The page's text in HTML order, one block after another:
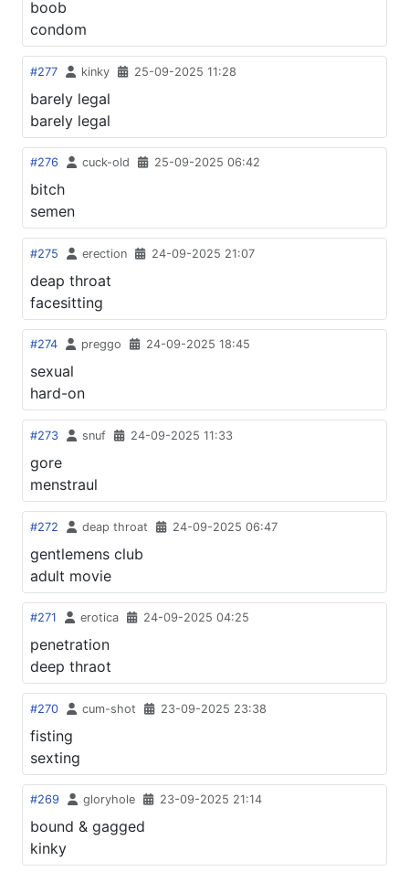
boob
condom
#277 kinky 25-09-2025 11:28
barely legal
barely legal
#276 cuck-old 25-09-2025 06:42
bitch
semen
#275 erection 24-09-2025 21:07
deap throat
facesitting
#274 preggo 24-09-2025 18:45
sexual
hard-on
#273 snuf 24-09-2025 11:33
gore
menstraul
#272 deap throat 24-09-2025 06:47
gentlemens club
adult movie
#271 erotica 24-09-2025 04:25
penetration
deep thraot
#270 cum-shot 23-09-2025 23:38
fisting
sexting
#269 gloryhole 23-09-2025 21:14
bound & gagged
kinky